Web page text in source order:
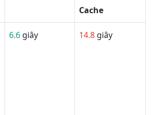
Cache
6.6 giây 14.8 giây